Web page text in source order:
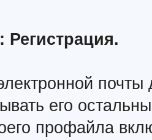
Регистрация.
его
профайла